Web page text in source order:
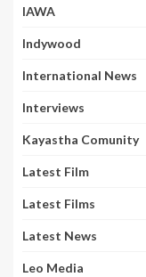
IAWA
Indywood
International News
Interviews
Kayastha Comunity
Latest Film
Latest Films
Latest News
Leo Media